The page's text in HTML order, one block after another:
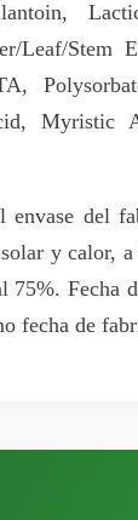
Leaf/Stem
Myristic
envase del
y calor, a
75%. Fecha
fecha de